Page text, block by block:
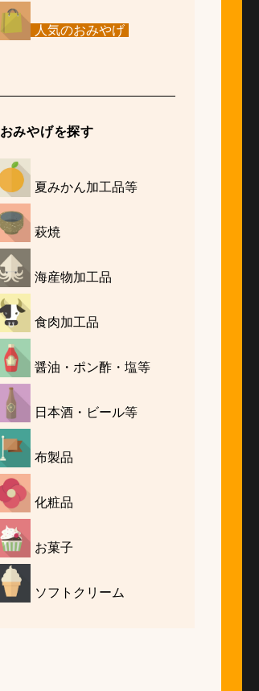
人気のおみやげ
おみやげを探す
夏みかん加工品等
萩焼
海産物加工品
食肉加工品
醤油・ポン酢・塩等
日本酒・ビール等
布製品
化粧品
お菓子
ソフトクリーム